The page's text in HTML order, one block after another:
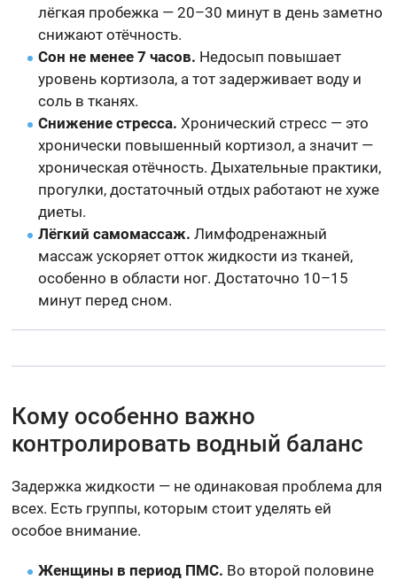
лёгкая пробежка — 20–30 минут в день заметно
снижают отёчность.
Сон не менее 7 часов. Недосып повышает
уровень кортизола, а тот задерживает воду и
соль в тканях.
Снижение стресса. Хронический стресс — это
хронически повышенный кортизол, а значит —
хроническая отёчность. Дыхательные практики,
прогулки, достаточный отдых работают не хуже
диеты.
Лёгкий самомассаж. Лимфодренажный
массаж ускоряет отток жидкости из тканей,
особенно в области ног. Достаточно 10–15
минут перед сном.
Кому особенно важно
контролировать водный баланс
Задержка жидкости — не одинаковая проблема для
всех. Есть группы, которым стоит уделять ей
особое внимание.
Женщины в период ПМС. Во второй половине